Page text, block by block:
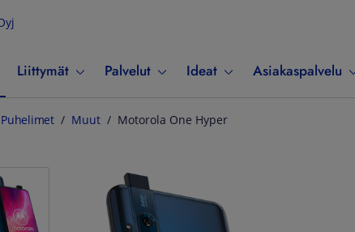
Liittymät Palvelut Ideat Asiakaspalvelu
Puhelimet Muut Motorola One Hyper